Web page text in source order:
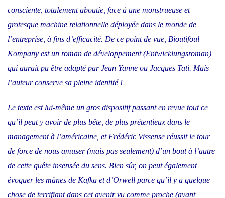
consciente, totalement aboutie, face à une monstrueuse et
grotesque machine relationnelle déployée dans le monde de
l’entreprise, à fins d’efficacité. De ce point de vue, Bioutifoul
Kompany est un roman de développement (Entwicklungsroman)
qui aurait pu être adapté par Jean Yanne ou Jacques Tati. Mais
l’auteur conserve sa pleine identité !
Le texte est lui-même un gros dispositif passant en revue tout ce
qu’il peut y avoir de plus bête, de plus prétentieux dans le
management à l’américaine, et Frédéric Vissense réussit le tour
de force de nous amuser (mais pas seulement) d’un bout à l’autre
de cette quête insensée du sens. Bien sûr, on peut également
évoquer les mânes de Kafka et d’Orwell parce qu’il y a quelque
chose de terrifiant dans cet avenir vu comme proche (avant